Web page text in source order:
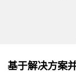
X 轴的最大行程600 mm
基于解决方案